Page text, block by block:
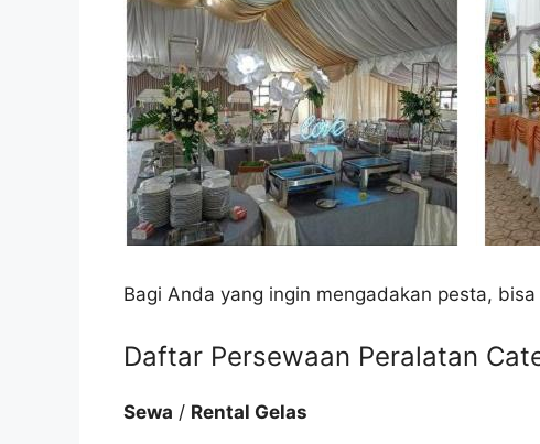
Bagi Anda yang ingin mengadakan pesta,
Daftar Persewaan Peralatan
Sewa / Rental Gelas